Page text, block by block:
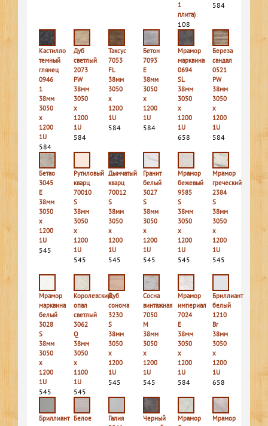
1
плита)
108
584
Кастилло
темный
глянец
0946
1
38мм
3050
х
1200
1U
584
Дуб
светлый
2073
PW
38мм
3050
х
1200
1U
584
Таксус
7053
FL
38мм
3050
х
1200
1U
584
Бетон
7093
E
38мм
3050
х
1200
1U
584
Мрамор
марквина
0694
SL
38мм
3050
х
1200
1U
658
Береза
сандал
0521
PW
38мм
3050
х
1200
1U
584
Бетао
3045
E
38мм
3050
х
1200
1U
545
Рутиловый
кварц
70010
S
38мм
3050
х
1200
1U
545
Дымчатый
кварц
70012
S
38мм
3050
х
1200
1U
545
Гранит
белый
3027
S
38мм
3050
х
1200
1U
545
Мрамор
бежевый
9585
S
38мм
3050
х
1200
1U
545
Мрамор
греческий
2384
S
38мм
3050
х
1200
1U
545
Мрамор
марквина
белый
3028
S
38мм
3050
х
1200
1U
545
Королевский
опал
светлый
3062
Q
38мм
3050
х
1100
1U
545
Дуб
сонома
3230
S
38мм
3050
х
1200
1U
545
Сосна
винтажная
7050
M
38мм
3050
х
1200
1U
545
Мрамор
империал
7024
E
38мм
3050
х
1200
1U
584
Бриллиант
белый
1210
Br
38мм
3050
х
1200
1U
658
Бриллиант Белое
Галия
Черный
Мрамор
Мрамор